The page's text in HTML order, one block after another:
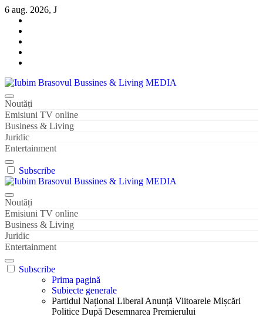
Sari
conținut
6 aug. 2026, J
Iubim Brasovul Bussines & Living MEDIA
Din pasiune și dragoste pentru Brașoveni
Noutăți
Emisiuni TV online
Business & Living
Juridic
Entertainment
Subscribe
Iubim Brasovul Bussines & Living MEDIA
Din pasiune și dragoste pentru Brașoveni
Noutăți
Emisiuni TV online
Business & Living
Juridic
Entertainment
Subscribe
Prima pagină
Subiecte generale
Partidul Național Liberal Anunță Viitoarele Mișcări
Politice După Desemnarea Premierului